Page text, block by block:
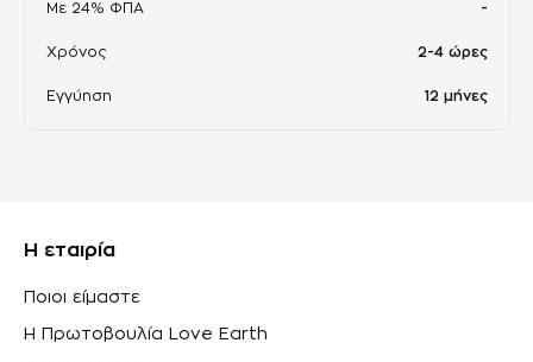
Με 24% ΦΠΑ -
Χρόνος 2-4 ώρες
Εγγύηση 12 μήνες
Η εταιρία
Ποιοι είμαστε
Η Πρωτοβουλία Love Earth